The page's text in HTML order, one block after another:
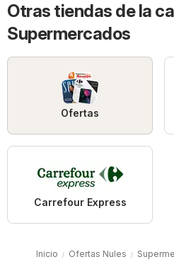
Otras tiendas de la
Supermercados
Ofertas
Carrefour Express
Inicio Ofertas Nules